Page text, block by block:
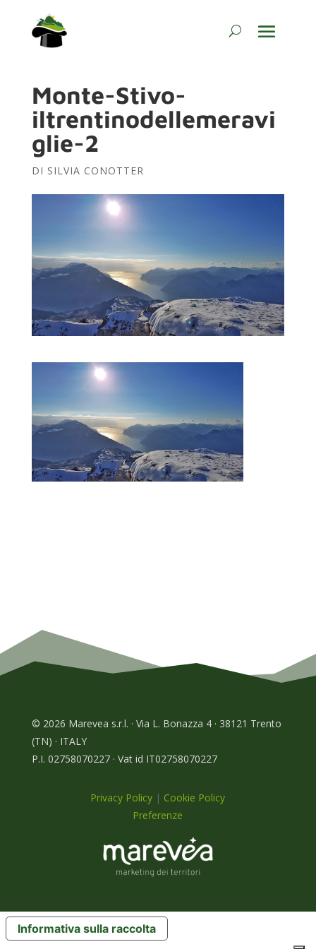
Monte-Stivo-
iltrentinodellemeravi
glie-2
DI SILVIA CONOTTER
© 2026 Marevea s.r.l. · Via L. Bonazza 4 · 38121 Trento
(TN) · ITALY
P.I. 02758070227 · Vat id IT02758070227
Privacy Policy | Cookie Policy
Preferenze
Informativa sulla raccolta